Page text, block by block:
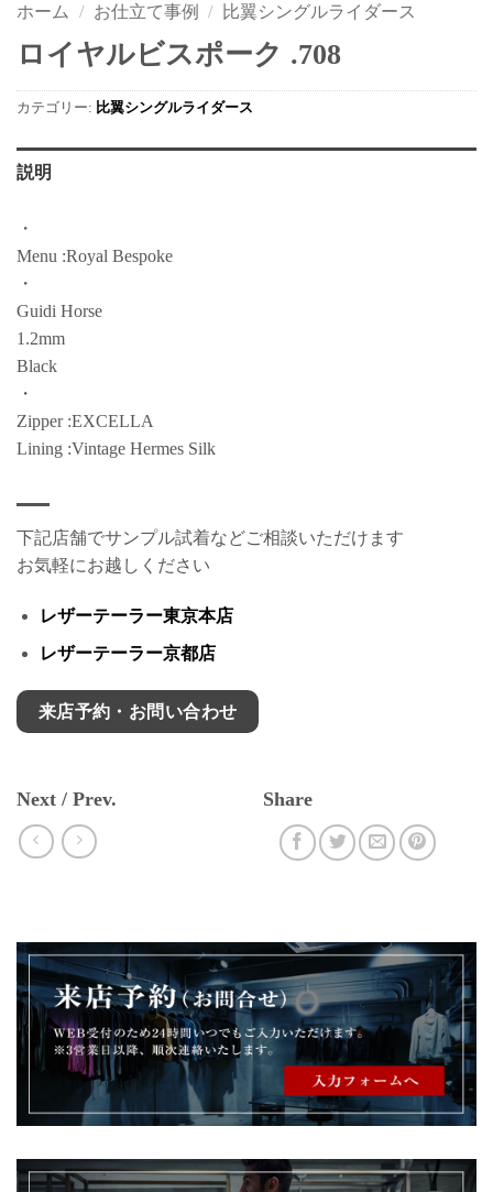
ホーム / お仕立て事例 / 比翼シングルライダース
ロイヤルビスポーク .708
カテゴリー: 比翼シングルライダース
説明
・
Menu :Royal Bespoke
・
Guidi Horse
1.2mm
Black
・
Zipper :EXCELLA
Lining :Vintage Hermes Silk
下記店舗でサンプル試着などご相談いただけます
お気軽にお越しください
レザーテーラー東京本店
レザーテーラー京都店
来店予約・お問い合わせ
Next / Prev. Share